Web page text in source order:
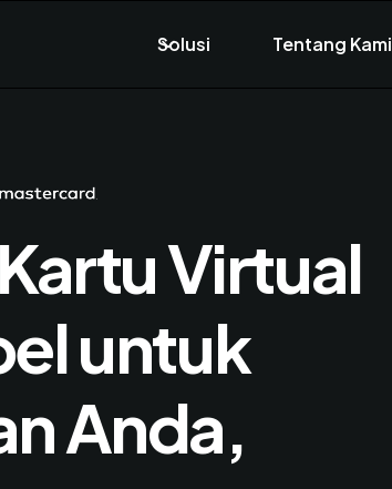
Solusi Tentang Kami
Virtual
untuk
Anda,